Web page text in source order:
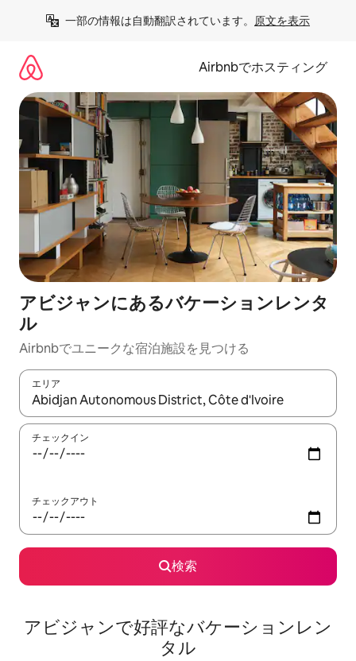
一部の情報は自動翻訳されています。 原文を表示
Airbnbでホスティング
アビジャンにあるバケーションレンタ
ル
Airbnbでユニークな宿泊施設を見つける
エリア
検索結果が表示されたら、上下の矢印キーを使って移動するか
チェックイン
チェックアウト
検索
アビジャンで好評なバケーションレン
タル